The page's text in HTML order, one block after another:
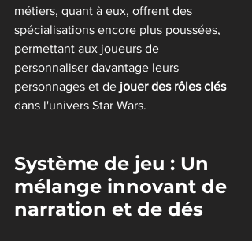
métiers, quant à eux, offrent des
spécialisations encore plus poussées,
permettant aux joueurs de
personnaliser davantage leurs
personnages et de jouer des rôles clés
dans l'univers Star Wars.
Système de jeu : Un
mélange innovant de
narration et de dés